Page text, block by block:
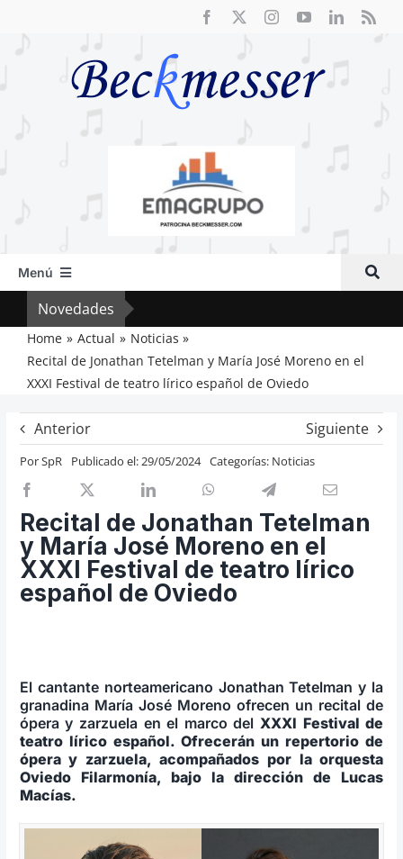
Menú
Inicio
Actual
Artículos
Previos de ópera
Entrevistas
Recomendación
Cosas de Beckmesser
Nosotros y privacidad
Buscar:
Novedades
Home Actual
Noticias
Recital de Jonathan Tetelman y María José Moreno en el
XXXI Festival de teatro lírico español de Oviedo
Anterior Siguiente
PorSpR Publicado el: 29/05/2024 Categorías: Noticias
Recital de Jonathan Tetelman
y María José Moreno en el
XXXI Festival de teatro lírico
español de Oviedo
El cantante norteamericano Jonathan Tetelman y la
granadina María José Moreno ofrecen un recital de
ópera y zarzuela en el marco delXXXI Festival de
teatro lírico español. Ofrecerán un repertorio de
ópera y zarzuela, acompañados por la orquesta
Oviedo Filarmonía, bajo la dirección de Lucas
Macías.